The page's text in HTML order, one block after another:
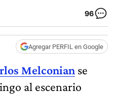
96
Agregar PERFIL en Google
Melconian se
al escenario